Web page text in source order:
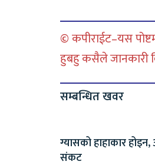
© कपीराईट–यस
हुबहु कसैले जानकारी
सम्बन्धित खवर
ग्यासको हाहाकार
संकट